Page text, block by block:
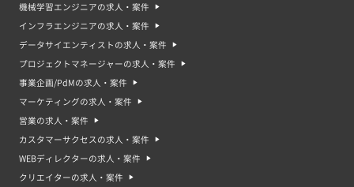
機械学習エンジニアの求人・案件
インフラエンジニアの求人・案件
データサイエンティストの求人・案件
プロジェクトマネージャーの求人・案件
事業企画/PdMの求人・案件
マーケティングの求人・案件
営業の求人・案件
カスタマーサクセスの求人・案件
WEBディレクターの求人・案件
クリエイターの求人・案件